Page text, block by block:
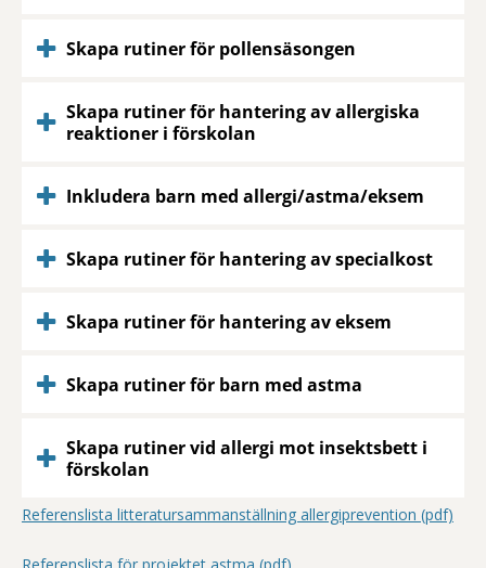
Skapa rutiner för pollensäsongen
Skapa rutiner för hantering av allergiska
reaktioner i förskolan
Inkludera barn med allergi/astma/eksem
Skapa rutiner för hantering av specialkost
Skapa rutiner för hantering av eksem
Skapa rutiner för barn med astma
Skapa rutiner vid allergi mot insektsbett i
förskolan
Referenslista litteratursammanställning allergiprevention (pdf)